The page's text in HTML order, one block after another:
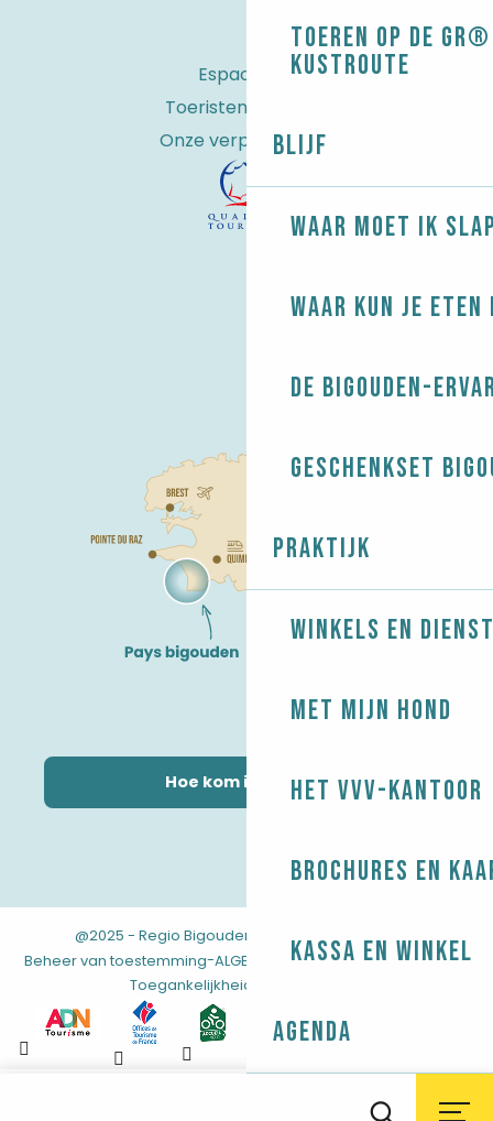
Toeren op de
kustroute
Blijf
Waar moet ik
Waar kun je eten
De Bigouden-
Geschenkset
Praktijk
Winkels en
Met mijn hond
Het VVV-kantoor
Brochures en
Kassa en winkel
Agenda
Espace Pro
Toeristenbelasting
Onze verplichtingen
Hoe kom ik daar?
@2025 - Regio Bigouden Juridische informatie-
Beheer van toestemming-ALGEMENE VOORWAARDEN -Kaart-
Toegankelijkheid: niet conform